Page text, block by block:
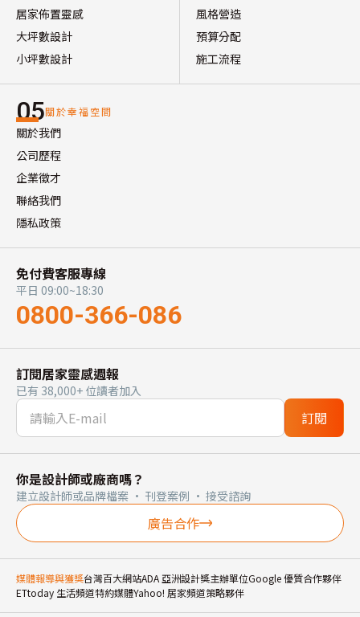
居家佈置靈感
大坪數設計
小坪數設計
風格營造
預算分配
施工流程
05關於幸福空間
關於我們
公司歷程
企業徵才
聯絡我們
隱私政策
免付費客服專線
平日 09:00~18:30
0800-366-086
訂閱居家靈感週報
已有 38,000+ 位讀者加入
訂閱
你是設計師或廠商嗎？
建立設計師或品牌檔案 · 刊登案例 · 接受諮詢
廣告合作
媒體報導與獲獎台灣百大網站ADA 亞洲設計獎主辦單位Google 優質合作夥伴
ETtoday 生活頻道特約媒體Yahoo! 居家頻道策略夥伴